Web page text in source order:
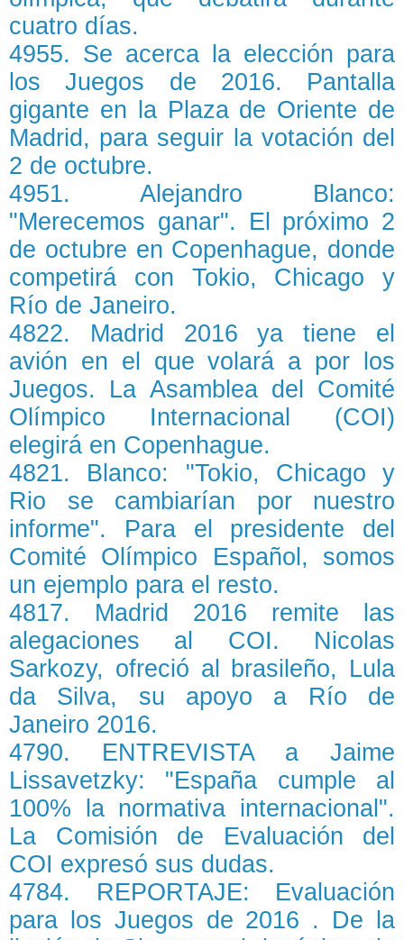
cuatro días.
4955. Se acerca la elección para
los Juegos de 2016. Pantalla
gigante en la Plaza de Oriente de
Madrid, para seguir la votación del
2 de octubre.
4951. Alejandro Blanco:
"Merecemos ganar". El próximo 2
de octubre en Copenhague, donde
competirá con Tokio, Chicago y
Río de Janeiro.
4822. Madrid 2016 ya tiene el
avión en el que volará a por los
Juegos. La Asamblea del Comité
Olímpico Internacional (COI)
elegirá en Copenhague.
4821. Blanco: "Tokio, Chicago y
Rio se cambiarían por nuestro
informe". Para el presidente del
Comité Olímpico Español, somos
un ejemplo para el resto.
4817. Madrid 2016 remite las
alegaciones al COI. Nicolas
Sarkozy, ofreció al brasileño, Lula
da Silva, su apoyo a Río de
Janeiro 2016.
4790. ENTREVISTA a Jaime
Lissavetzky: "España cumple al
100% la normativa internacional".
La Comisión de Evaluación del
COI expresó sus dudas.
4784. REPORTAJE: Evaluación
para los Juegos de 2016 . De la